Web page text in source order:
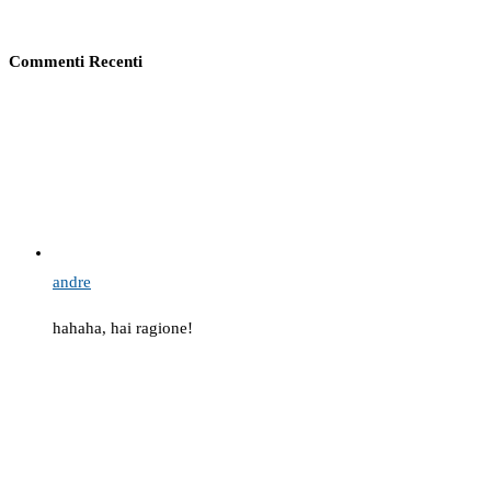
Commenti Recenti
andre
hahaha, hai ragione!